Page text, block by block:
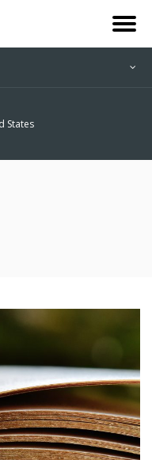
States